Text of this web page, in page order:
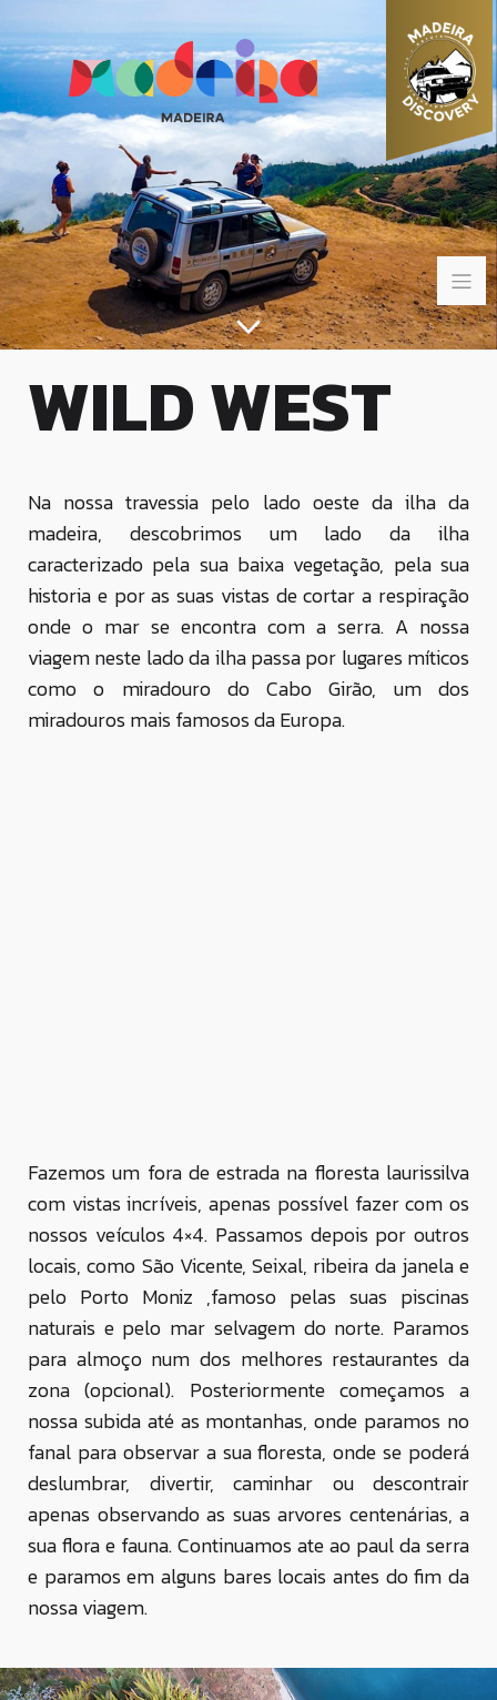
WILD WEST
Na nossa travessia pelo lado oeste da ilha da
madeira, descobrimos um lado da ilha
caracterizado pela sua baixa vegetação, pela sua
historia e por as suas vistas de cortar a respiração
onde o mar se encontra com a serra. A nossa
viagem neste lado da ilha passa por lugares míticos
como o miradouro do Cabo Girão, um dos
miradouros mais famosos da Europa.
Fazemos um fora de estrada na floresta laurissilva
com vistas incríveis, apenas possível fazer com os
nossos veículos 4×4. Passamos depois por outros
locais, como São Vicente, Seixal, ribeira da janela e
pelo Porto Moniz ,famoso pelas suas piscinas
naturais e pelo mar selvagem do norte. Paramos
para almoço num dos melhores restaurantes da
zona (opcional). Posteriormente começamos a
nossa subida até as montanhas, onde paramos no
fanal para observar a sua floresta, onde se poderá
deslumbrar, divertir, caminhar ou descontrair
apenas observando as suas arvores centenárias, a
sua flora e fauna. Continuamos ate ao paul da serra
e paramos em alguns bares locais antes do fim da
nossa viagem.